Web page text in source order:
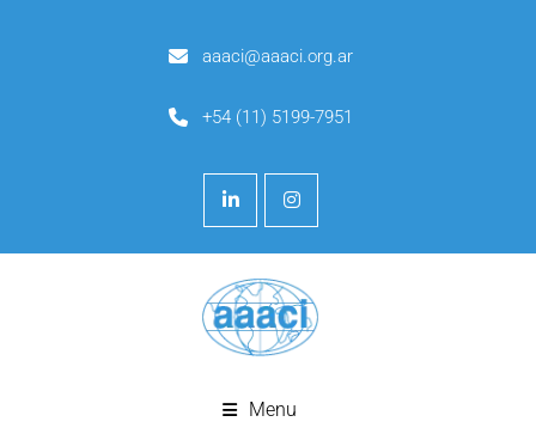
aaaci@aaaci.org.ar
+54 (11) 5199-7951
Menu